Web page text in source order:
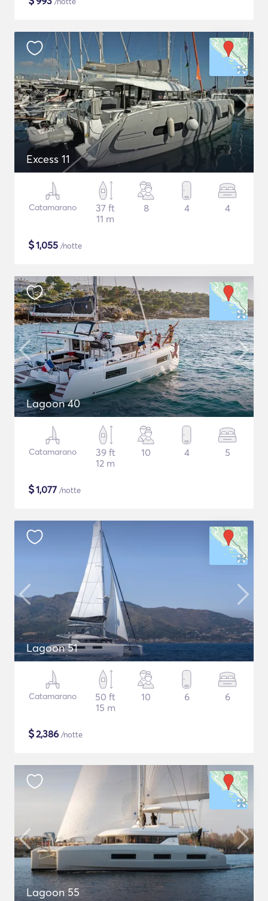
Excess 11
Catamarano
37 ft
11 m
8 4 4
$1,055 /notte
Lagoon 40
Catamarano
39 ft
12 m
10 4 5
$1,077 /notte
Lagoon 51
Catamarano
50 ft
15 m
10 6 6
$2,386 /notte
Lagoon 55